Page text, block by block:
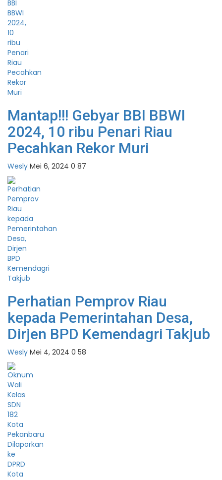
Mantap!!! Gebyar BBI BBWI
2024, 10 ribu Penari Riau
Pecahkan Rekor Muri
Wesly Mei 6, 2024 0 87
Perhatian Pemprov Riau
kepada Pemerintahan Desa,
Dirjen BPD Kemendagri Takjub
Wesly Mei 4, 2024 0 58